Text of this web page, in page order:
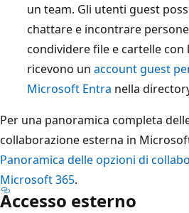
un team. Gli utenti guest
chattare e incontrare
condividere file e cartelle
ricevono un account guest
Microsoft Entra nella
Per una panoramica completa
collaborazione esterna in
Panoramica delle opzioni di
Microsoft 365.
Accesso esterno